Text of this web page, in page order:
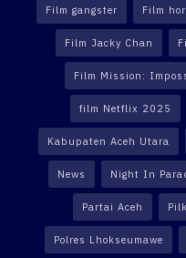
Film gangster Film
Film Jacky Chan
Film Mission:
film Netflix 2025
Kabupaten Aceh Utara
News Night In
Partai Aceh
Polres Lhokseumawe